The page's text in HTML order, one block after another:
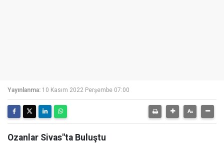
Yayınlanma: 10 Kasım 2022 Perşembe 07:00
Ozanlar Sivas"ta Buluştu